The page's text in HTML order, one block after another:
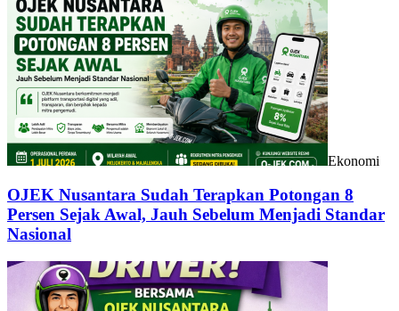
Ekonomi
OJEK Nusantara Sudah Terapkan Potongan 8
Persen Sejak Awal, Jauh Sebelum Menjadi Standar
Nasional